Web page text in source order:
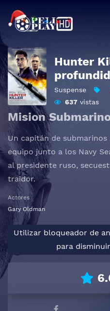
Hunter
Suspense
637 vistas
Mision
Un capitán de
equipo junto a los Navy
al presidente ruso,
traidor.
Actores
Gary Oldman
Utilizar bloqueador de
para